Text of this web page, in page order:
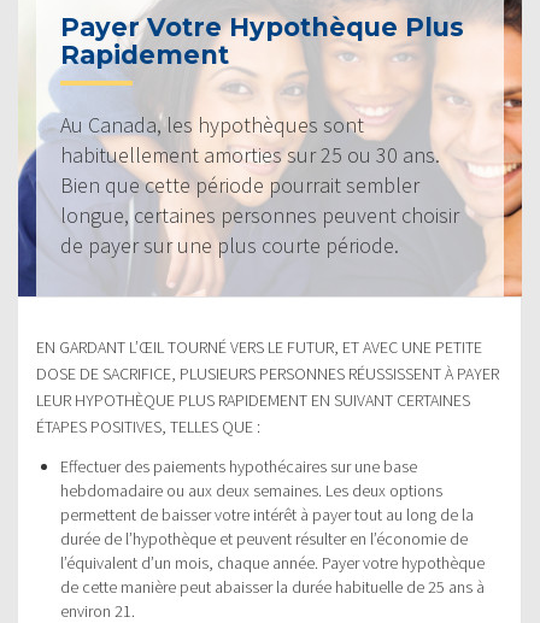
Payer Votre Hypothèque Plus
Rapidement
Au Canada, les hypothèques sont
habituellement amorties sur 25 ou 30 ans.
Bien que cette période pourrait sembler
longue, certaines personnes peuvent choisir
de payer sur une plus courte période.
EN GARDANT L’ŒIL TOURNÉ VERS LE FUTUR, ET AVEC UNE PETITE
DOSE DE SACRIFICE, PLUSIEURS PERSONNES RÉUSSISSENT À PAYER
LEUR HYPOTHÈQUE PLUS RAPIDEMENT EN SUIVANT CERTAINES
ÉTAPES POSITIVES, TELLES QUE :
Effectuer des paiements hypothécaires sur une base
hebdomadaire ou aux deux semaines. Les deux options
permettent de baisser votre intérêt à payer tout au long de la
durée de l’hypothèque et peuvent résulter en l’économie de
l’équivalent d’un mois, chaque année. Payer votre hypothèque
de cette manière peut abaisser la durée habituelle de 25 ans à
environ 21.